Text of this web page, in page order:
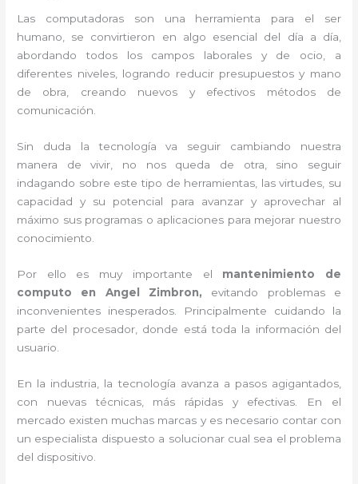
Las computadoras son una herramienta para el ser
humano, se convirtieron en algo esencial del día a día,
abordando todos los campos laborales y de ocio, a
diferentes niveles, logrando reducir presupuestos y mano
de obra, creando nuevos y efectivos métodos de
comunicación.
Sin duda la tecnología va seguir cambiando nuestra
manera de vivir, no nos queda de otra, sino seguir
indagando sobre este tipo de herramientas, las virtudes, su
capacidad y su potencial para avanzar y aprovechar al
máximo sus programas o aplicaciones para mejorar nuestro
conocimiento.
Por ello es muy importante el mantenimiento de
computo en Angel Zimbron, evitando problemas e
inconvenientes inesperados. Principalmente cuidando la
parte del procesador, donde está toda la información del
usuario.
En la industria, la tecnología avanza a pasos agigantados,
con nuevas técnicas, más rápidas y efectivas . En el
mercado existen muchas marcas y es necesario contar con
un especialista dispuesto a solucionar cual sea el problema
del dispositivo.